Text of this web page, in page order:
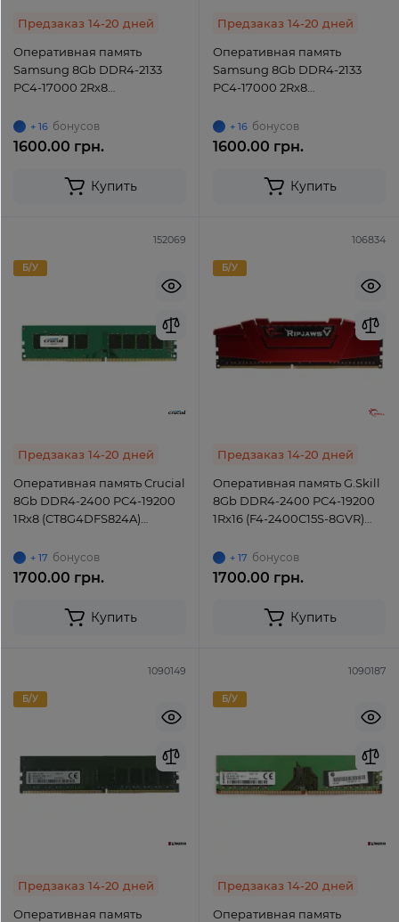
Предзаказ 14-20 дней
Оперативная память
Samsung 8Gb DDR4-2133
PC4-17000 2Rx8
UDIMM Non-ECC Unbuffered
+ 16 бонусов
1600.00 грн.
Купить
Предзаказ 14-20 дней
Оперативная память
Samsung 8Gb DDR4-2133
PC4-17000 2Rx8
Non-ECC Unbuffered
+ 16 бонусов
1600.00 грн.
Купить
152069
Б/У
Предзаказ 14-20 дней
Оперативная память Crucial
8Gb DDR4-2400 PC4-19200
1Rx8 (CT8G4DFS824A)
+ 17 бонусов
1700.00 грн.
Купить
106834
Б/У
Предзаказ 14-20 дней
Оперативная память G.Skill
8Gb DDR4-2400 PC4-19200
1Rx16 (F4-2400C15S-8GVR)
+ 17 бонусов
1700.00 грн.
Купить
1090149
Б/У
Предзаказ 14-20 дней
Оперативная память
1090187
Б/У
Предзаказ 14-20 дней
Оперативная память